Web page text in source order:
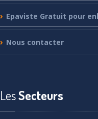
Epaviste Gratuit pour
Nous contacter
LesSecteurs